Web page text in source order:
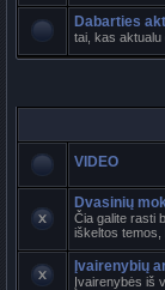
Dabarties
tai, kas aktualu
VIDEO
Dvasinių
Čia galite rasti
iškeltos temos,
Įvairenybių
Įvairenybės iš